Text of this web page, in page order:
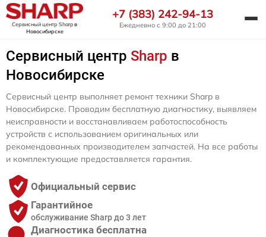
Сервисный центр Sharpв
Новосибирске
+7 (383) 242-94-13
Ежедневно с 9:00 до 21:00
Сервисный центр Sharp в
Новосибирске
Сервисный центр выполняет ремонт техники Sharp в
Новосибирске. Проводим бесплатную диагностику, выявляем
неисправности и восстанавливаем работоспособность
устройств с использованием оригинальных или
рекомендованных производителем запчастей. На все работы
и комплектующие предоставляется гарантия.
Официальный сервис
Гарантийное
обслуживание Sharp до 3 лет
Диагностика бесплатна